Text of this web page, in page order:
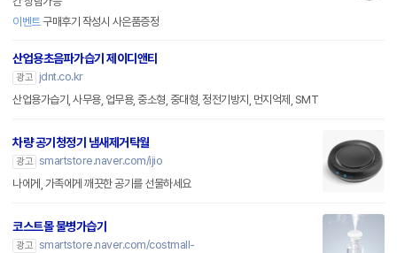
이벤트구매후기 작성시 사은품증정
산업용초음파가습기 제이디앤티
광고
jdnt.co.kr
산업용가습기, 사무용, 업무용, 중소형, 중대형, 정전기방지, 먼지억제, SMT
차량 공기청정기 냄새제거탁월
광고 smartstore.naver.com/ijio
나에게, 가족에게 깨끗한 공기를 선물하세요
코스트몰 물병가습기
광고 smartstore.naver.com/costmall-